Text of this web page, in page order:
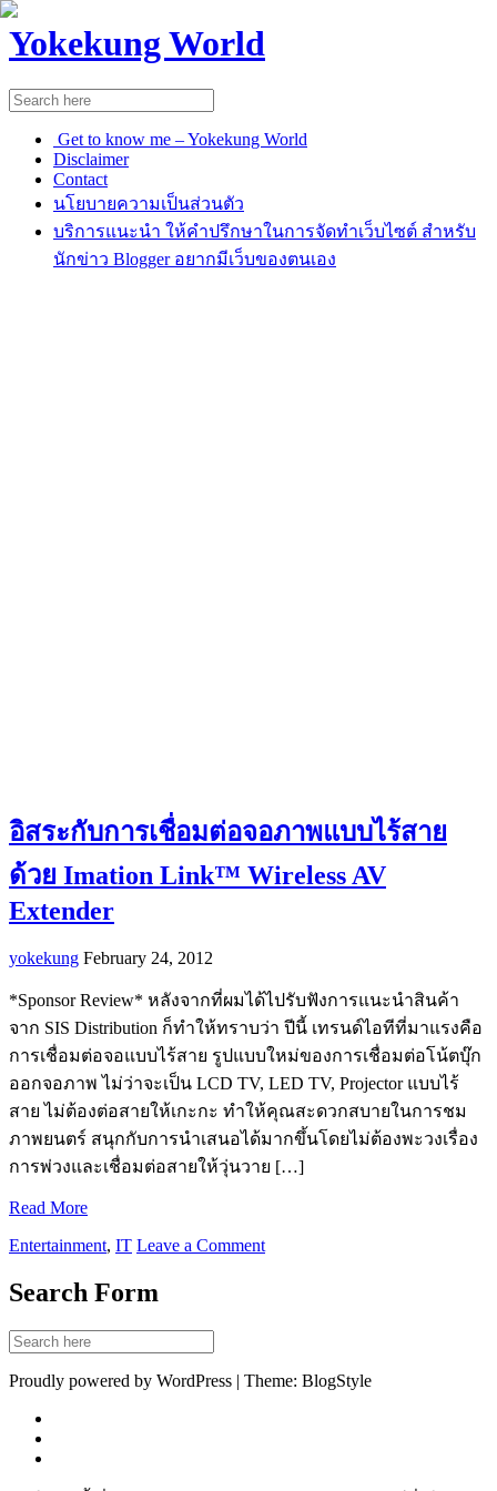
Yokekung World
Get to know me – Yokekung World
Disclaimer
Contact
นโยบายความเป็นส่วนตัว
บริการแนะนำ ให้คำปรึกษาในการจัดทำเว็บไซต์ สำหรับ
นักข่าว Blogger อยากมีเว็บของตนเอง
อิสระกับการเชื่อมต่อจอภาพแบบไร้สาย
ด้วย Imation Link™ Wireless AV
Extender
yokekung February 24, 2012
*Sponsor Review* หลังจากที่ผมได้ไปรับฟังการแนะนำสินค้า
จาก SIS Distribution ก็ทำให้ทราบว่า ปีนี้ เทรนด์ไอทีที่มาแรงคือ
การเชื่อมต่อจอแบบไร้สาย รูปแบบใหม่ของการเชื่อมต่อโน้ตบุ๊ก
ออกจอภาพ ไม่ว่าจะเป็น LCD TV, LED TV, Projector แบบไร้
สาย ไม่ต้องต่อสายให้เกะกะ ทำให้คุณสะดวกสบายในการชม
ภาพยนตร์ สนุกกับการนำเสนอได้มากขึ้นโดยไม่ต้องพะวงเรื่อง
การพ่วงและเชื่อมต่อสายให้วุ่นวาย […]
Read More
Entertainment, IT Leave a Comment
Search Form
Proudly powered by WordPress | Theme: BlogStyle